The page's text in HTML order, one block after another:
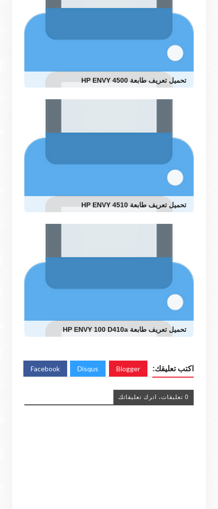
تحميل تعريف طابعة HP ENVY 4500
تحميل تعريف طابعة HP ENVY 4510
تحميل تعريف طابعة HP ENVY 100 D410a
اكتب تعليقك: Blogger
Disqus
Facebook
0 تعليقات، اترك تعليقاتك